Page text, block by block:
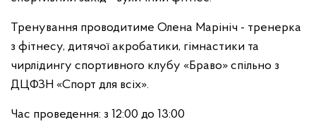
Тренування проводитиме Олена Марініч - тренерка
з фітнесу, дитячої акробатики, гімнастики та
чирлідингу спортивного клубу «Браво» спільно з
ДЦФЗН «Спорт для всіх».
Час проведення: з 12:00 до 13:00